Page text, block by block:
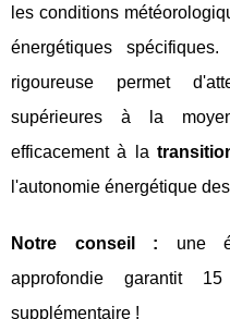
les conditions
énergétiques
rigoureuse permet
supérieures à la
efficacement à la
l'autonomie énergétique
Notre conseil : une
approfondie garantit
supplémentaire !